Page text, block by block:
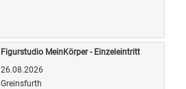
Figurstudio MeinKörper - Einzeleintritt
26.08.2026
Greinsfurth